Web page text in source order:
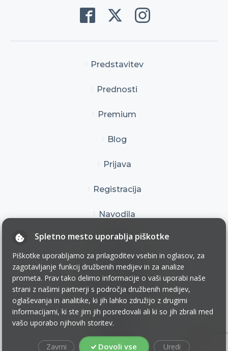
Predstavitev
Prednosti
Premium
Blog
Prijava
Registracija
Navodila
Kontakt
Pogoji uporabe
Pogoji poslovanja
Zasebnost
Piškotki
Spletno mesto uporablja piškotke
Piškotke uporabljamo za prilagoditev vsebin in oglasov, za
zagotavljanje funkcij družbenih medijev in za analize
prometa. Prav tako delimo informacije o vaši uporabi naše
strani z našimi partnerji s področja družbenih medijev,
oglaševanja in analitike, ki jih lahko združijo z drugimi
informacijami, ki ste jim jih posredovali ali ki so jih zbrali med
vašo uporabo njihovih storitev.
Zavrni Dovoli vse Uredi